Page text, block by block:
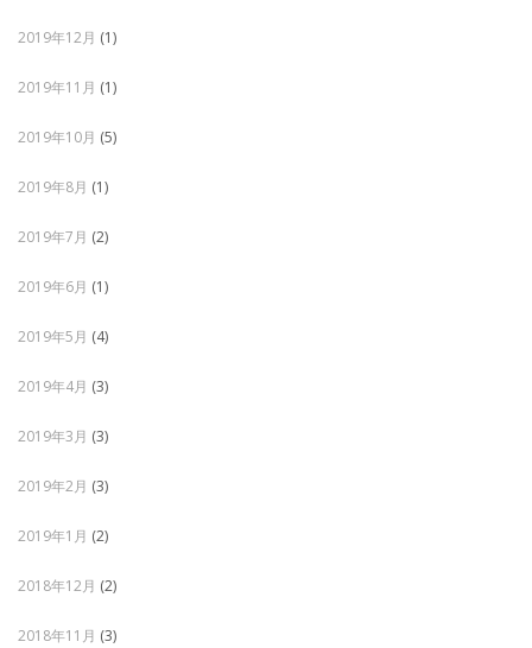
2019年12月 (1)
2019年11月 (1)
2019年10月 (5)
2019年8月 (1)
2019年7月 (2)
2019年6月 (1)
2019年5月 (4)
2019年4月 (3)
2019年3月 (3)
2019年2月 (3)
2019年1月 (2)
2018年12月 (2)
2018年11月 (3)